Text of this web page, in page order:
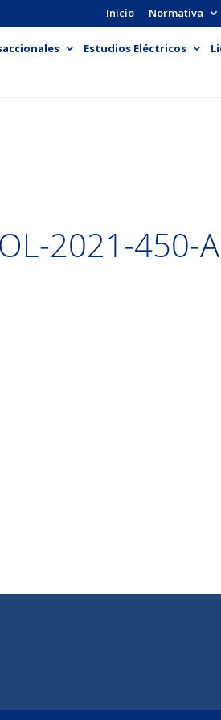
Inicio Normativa
Estudios Eléctricos
2021-450-